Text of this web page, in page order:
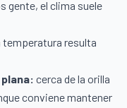
gente, el clima suele
temperatura resulta
cerca de la orilla
conviene mantener